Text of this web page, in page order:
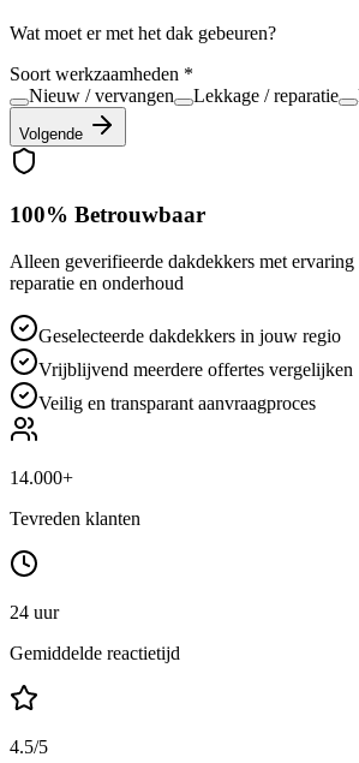
Wat moet er met het dak gebeuren?
Soort werkzaamheden *
Nieuw / vervangen
Lekkage / reparatie
Volgende
100% Betrouwbaar
Alleen geverifieerde dakdekkers met
reparatie en onderhoud
Geselecteerde dakdekkers in jouw regio
Vrijblijvend meerdere offertes vergelijken
Veilig en transparant aanvraagproces
14.000+
Tevreden klanten
24 uur
Gemiddelde reactietijd
4.5/5